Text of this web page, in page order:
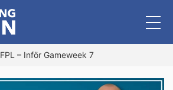
FPL – Inför Gameweek 7